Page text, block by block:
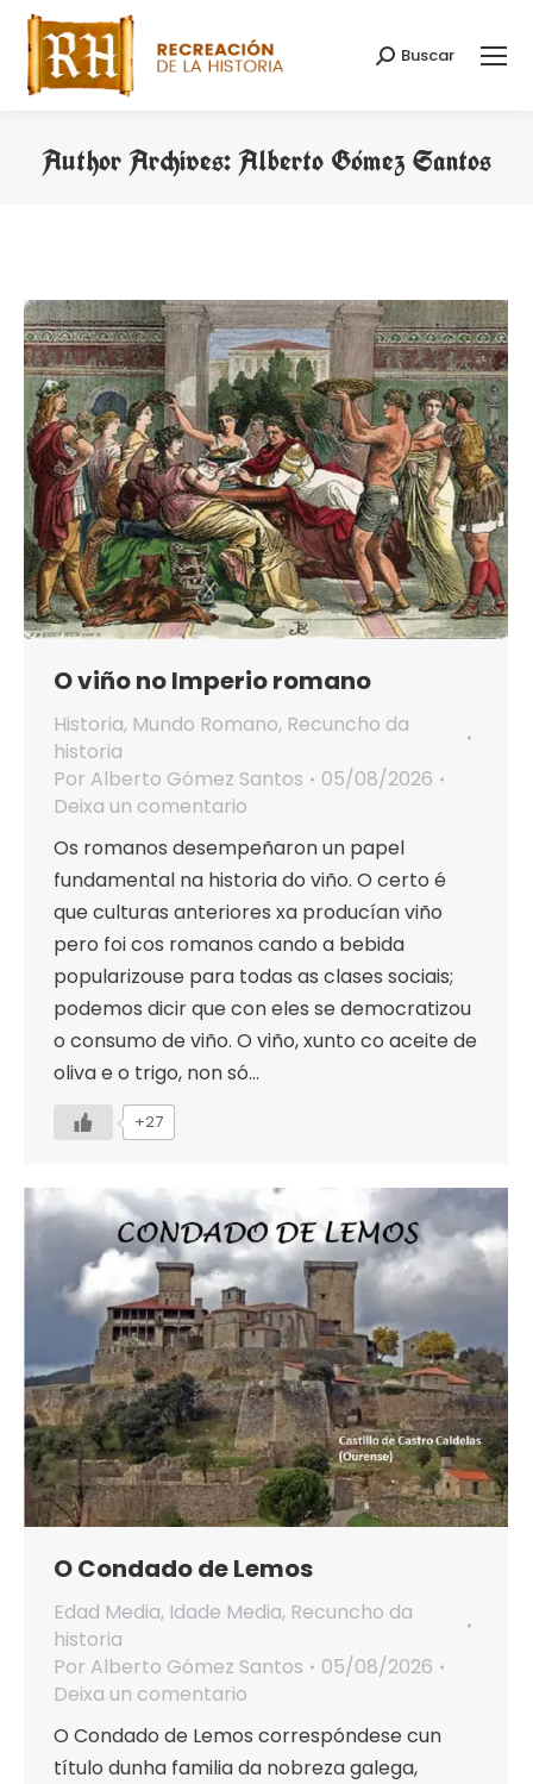
Search:
Buscar
Author Archives:Alberto Gómez Santos
O viño no Imperio romano
Historia, Mundo Romano, Recuncho da
historia
Por Alberto Gómez Santos
05/08/2026
Deixa un comentario
Os romanos desempeñaron un papel
fundamental na historia do viño. O certo é
que culturas anteriores xa producían viño
pero foi cos romanos cando a bebida
popularizouse para todas as clases sociais;
podemos dicir que con eles se democratizou
o consumo de viño. O viño, xunto co aceite de
oliva e o trigo, non só…
+27
O Condado de Lemos
Edad Media, Idade Media, Recuncho da
historia
Por Alberto Gómez Santos
05/08/2026
Deixa un comentario
O Condado de Lemos correspóndese cun
título dunha familia da nobreza galega,